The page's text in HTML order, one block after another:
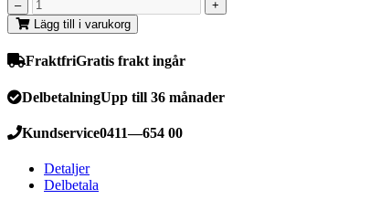
Lägg till i varukorg
FraktfriGratis frakt ingår
DelbetalningUpp till 36 månader
Kundservice0411—654 00
Detaljer
Delbetala